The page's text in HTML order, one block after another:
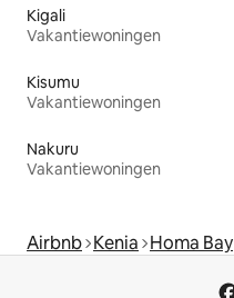
Kigali
Vakantiewoningen
Kisumu
Vakantiewoningen
Nakuru
Vakantiewoningen
Airbnb Kenia Homa Bay